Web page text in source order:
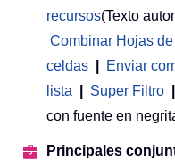
recursos(Texto
Combinar Hojas
celdas
Enviar
lista
Super Filtro
con fuente en
Principales